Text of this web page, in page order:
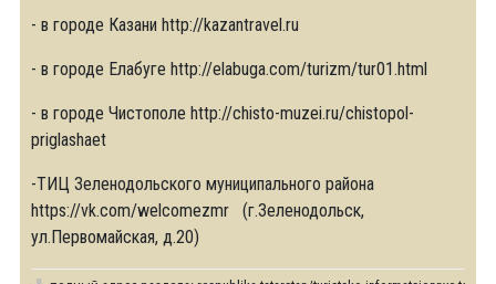
- в городе Казани http://kazantravel.ru
- в городе Елабуге http://elabuga.com/turizm/tur01.html
- в городе Чистополе http://chisto-muzei.ru/chistopol-
priglashaet
-ТИЦ Зеленодольского муниципального района
https://vk.com/welcomezmr (г.Зеленодольск,
ул.Первомайская, д.20)